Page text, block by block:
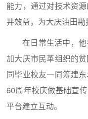
能力，通过对技术资
井效益，为大庆油田勘
在日常生活中，
加大庆市民革组织的
同毕业校友一同筹建
60周年校庆做基础宣
平台建立互动。